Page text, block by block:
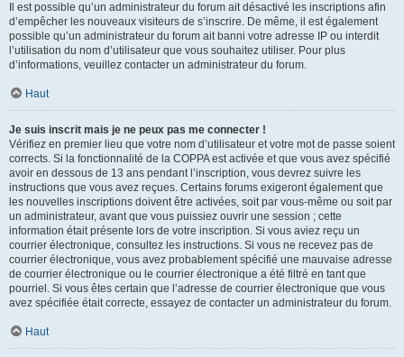
Il est possible qu’un administrateur du forum ait désactivé les inscriptions afin
d’empêcher les nouveaux visiteurs de s’inscrire. De même, il est également
possible qu’un administrateur du forum ait banni votre adresse IP ou interdit
l’utilisation du nom d’utilisateur que vous souhaitez utiliser. Pour plus
d’informations, veuillez contacter un administrateur du forum.
Haut
Je suis inscrit mais je ne peux pas me connecter !
Vérifiez en premier lieu que votre nom d’utilisateur et votre mot de passe soient
corrects. Si la fonctionnalité de la COPPA est activée et que vous avez spécifié
avoir en dessous de 13 ans pendant l’inscription, vous devrez suivre les
instructions que vous avez reçues. Certains forums exigeront également que
les nouvelles inscriptions doivent être activées, soit par vous-même ou soit par
un administrateur, avant que vous puissiez ouvrir une session ; cette
information était présente lors de votre inscription. Si vous aviez reçu un
courrier électronique, consultez les instructions. Si vous ne recevez pas de
courrier électronique, vous avez probablement spécifié une mauvaise adresse
de courrier électronique ou le courrier électronique a été filtré en tant que
pourriel. Si vous êtes certain que l’adresse de courrier électronique que vous
avez spécifiée était correcte, essayez de contacter un administrateur du forum.
Haut